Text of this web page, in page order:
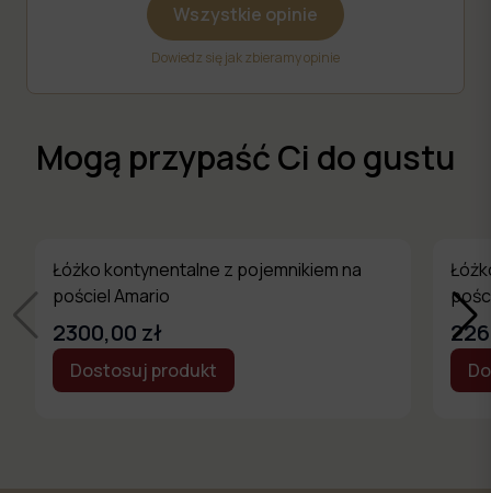
Wszystkie opinie
Dowiedz się jak zbieramy opinie
Mogą przypaść Ci do gustu
Łóżko kontynentalne z pojemnikiem na
pościel Amario
2300,00 zł
Dostosuj produkt